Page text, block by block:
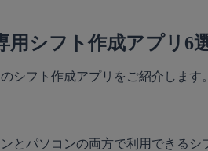
用シフト作成アプリ6
シフト作成アプリをご紹介します
とパソコンの両方で利用できるシ